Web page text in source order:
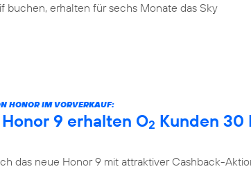
buchen, erhalten für sechs Monate das Sky
HONOR IM VORVERKAUF:
9 erhalten O2 Kunden 30
das neue Honor 9 mit attraktiver Cashback-